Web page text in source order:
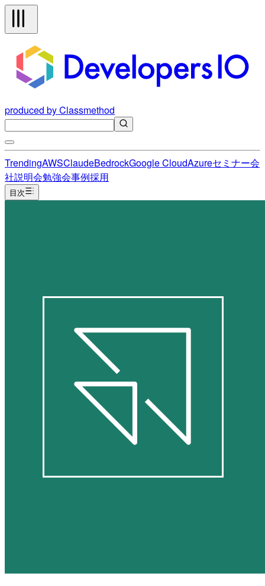
produced by Classmethod
TrendingAWSClaudeBedrockGoogle CloudAzureセミナー会
社説明会勉強会事例採用
目次